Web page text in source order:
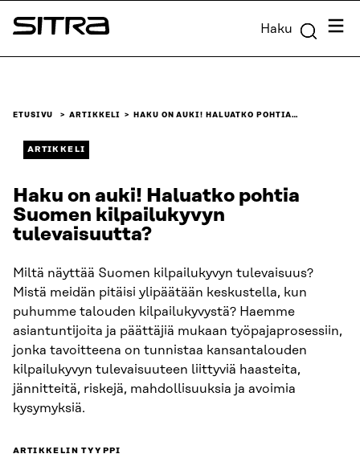
Siirry
suoraan
Sitra Haku
ETUSIVU ARTIKKELI HAKU ON AUKI! HALUATKO POHTIA…
ARTIKKELI
Haku on auki! Haluatko pohtia
Suomen kilpailukyvyn
tulevaisuutta?
Miltä näyttää Suomen kilpailukyvyn tulevaisuus?
Mistä meidän pitäisi ylipäätään keskustella, kun
puhumme talouden kilpailukyvystä? Haemme
asiantuntijoita ja päättäjiä mukaan työpajaprosessiin,
jonka tavoitteena on tunnistaa kansantalouden
kilpailukyvyn tulevaisuuteen liittyviä haasteita,
jännitteitä, riskejä, mahdollisuuksia ja avoimia
kysymyksiä.
ARTIKKELIN TYYPPI